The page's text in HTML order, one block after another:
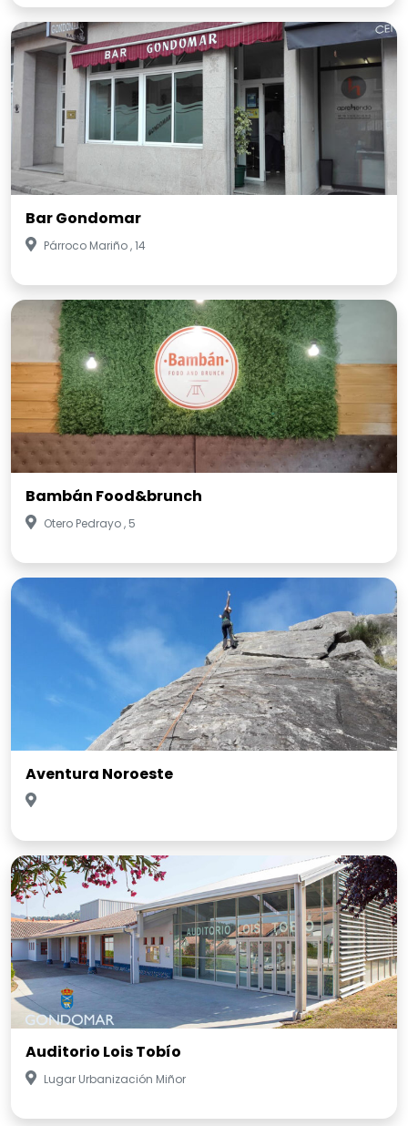
Bar Gondomar
Párroco Mariño , 14
Bambán Food&brunch
Otero Pedrayo , 5
Aventura Noroeste
Auditorio Lois Tobío
Lugar Urbanización Miñor